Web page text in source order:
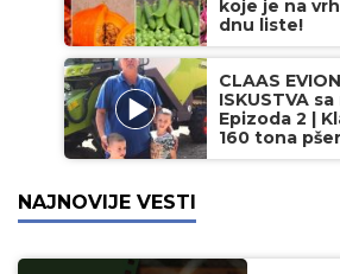
koje je na
dnu liste!
CLAAS
ISKUSTVA sa
Epizoda 2 |
160 tona
NAJNOVIJE VESTI